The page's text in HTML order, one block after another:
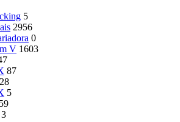
5
2956
0
V 1603
87
28
5
3